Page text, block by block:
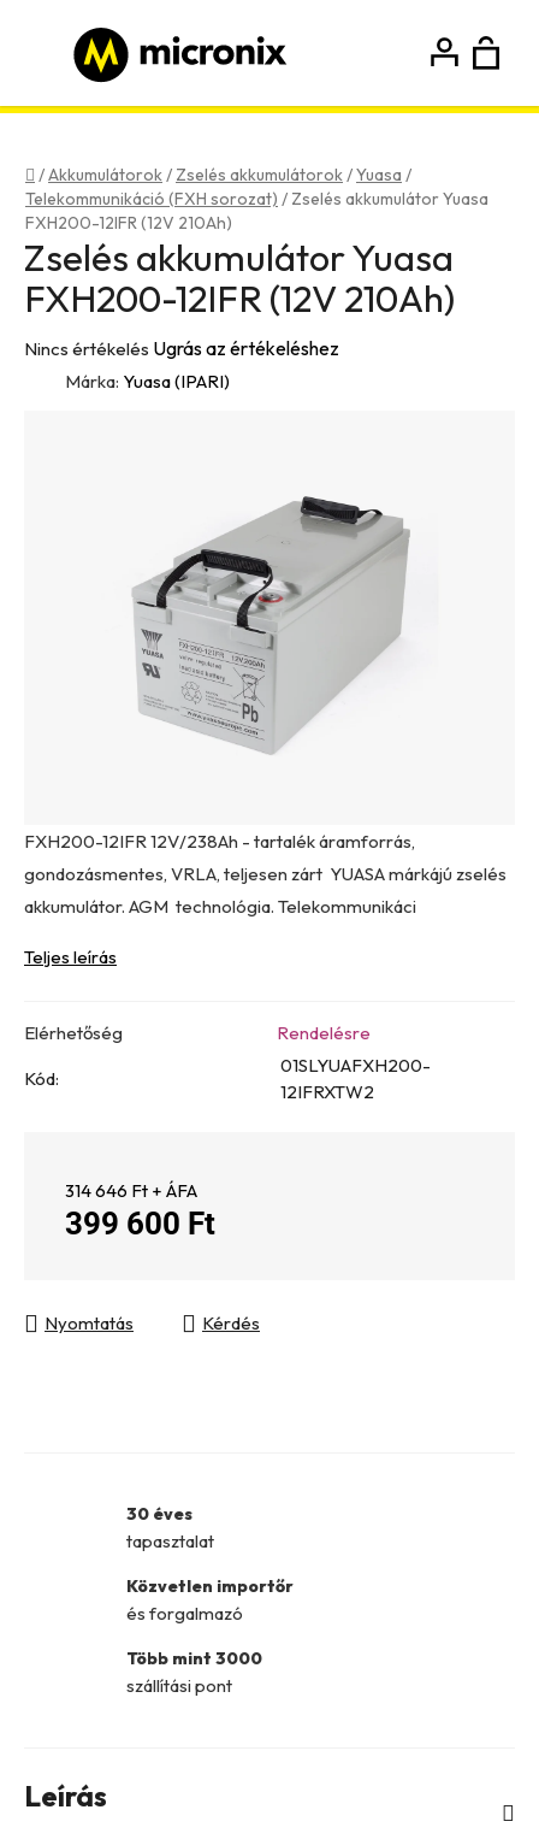
tartalomhoz
Kezdőlap
/Akkumulátorok/ Zselés akkumulátorok/Yuasa /
Telekommunikáció (FXH sorozat) / Zselés akkumulátor Yuasa
FXH200-12IFR (12V 210Ah)
FXH200-12IFR 12V/238Ah - tartalék áramforrás,
gondozásmentes, VRLA, teljesen zárt YUASA márkájú zselés
akkumulátor. AGM technológia. Telekommunikáci
Teljes leírás
Elérhetőség
Rendelésre
Kód:
01SLYUAFXH200-
12IFRXTW2
314 646 Ft + ÁFA
399 600 Ft
Nyomtatás Kérdés
Zselés akkumulátor Yuasa
FXH200-12IFR (12V 210Ah)
A
termék
Nincs értékelés Ugrás az értékeléshez
Márka: Yuasa (IPARI)
30 éves
tapasztalat
Közvetlen importőr
és forgalmazó
Több mint 3000
szállítási pont
Leírás